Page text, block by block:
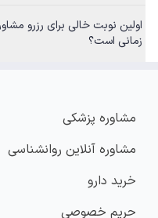
زمانی است؟
مشاوره پزشکی
مشاوره آنلاین روانشناسی
خرید دارو
حریم خصوصی